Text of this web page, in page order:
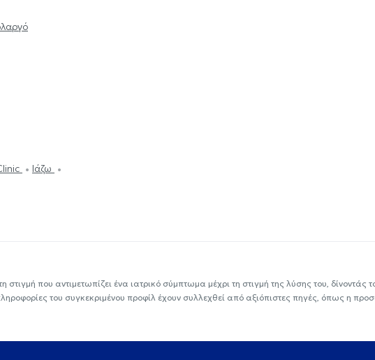
Ιάζω
που αντιμετωπίζει ένα ιατρικό σύμπτωμα μέχρι τη στιγμή της λύσης του, δίνοντάς
του συγκεκριμένου προφίλ έχουν συλλεχθεί από αξιόπιστες πηγές, όπως η